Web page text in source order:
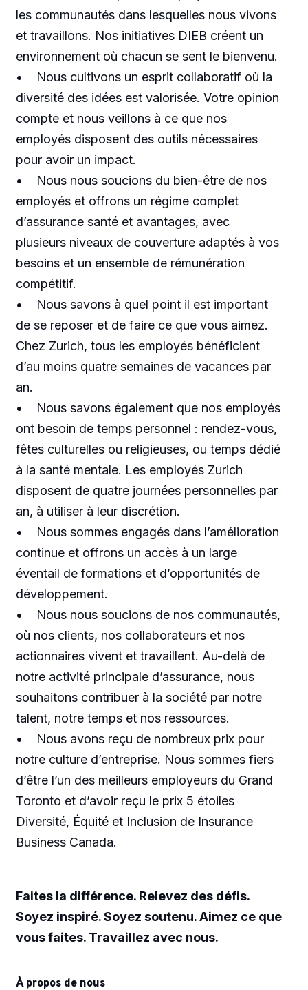
les communautés dans lesquelles nous vivons
et travaillons. Nos initiatives DIEB créent un
environnement où chacun se sent le bienvenu.
• Nous cultivons un esprit collaboratif où la
diversité des idées est valorisée. Votre opinion
compte et nous veillons à ce que nos
employés disposent des outils nécessaires
pour avoir un impact.
• Nous nous soucions du bien-être de nos
employés et offrons un régime complet
d’assurance santé et avantages, avec
plusieurs niveaux de couverture adaptés à vos
besoins et un ensemble de rémunération
compétitif.
• Nous savons à quel point il est important
de se reposer et de faire ce que vous aimez.
Chez Zurich, tous les employés bénéficient
d’au moins quatre semaines de vacances par
an.
• Nous savons également que nos employés
ont besoin de temps personnel : rendez-vous,
fêtes culturelles ou religieuses, ou temps dédié
à la santé mentale. Les employés Zurich
disposent de quatre journées personnelles par
an, à utiliser à leur discrétion.
• Nous sommes engagés dans l’amélioration
continue et offrons un accès à un large
éventail de formations et d’opportunités de
développement.
• Nous nous soucions de nos communautés,
où nos clients, nos collaborateurs et nos
actionnaires vivent et travaillent. Au-delà de
notre activité principale d’assurance, nous
souhaitons contribuer à la société par notre
talent, notre temps et nos ressources.
• Nous avons reçu de nombreux prix pour
notre culture d’entreprise. Nous sommes fiers
d’être l’un des meilleurs employeurs du Grand
Toronto et d’avoir reçu le prix 5 étoiles
Diversité, Équité et Inclusion de Insurance
Business Canada.
Faites la différence. Relevez des défis.
Soyez inspiré. Soyez soutenu. Aimez ce que
vous faites. Travaillez avec nous.
À propos de nous